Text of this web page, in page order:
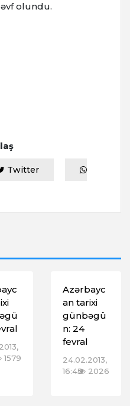
olundu.
Twitter
1579
Azərbayc
an tarixi
günbəgü
n: 24
fevral
24.02.2013,
16:45 2026